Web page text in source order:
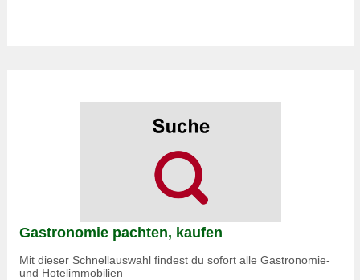
Gastronomie pachten, kaufen
Mit dieser Schnellauswahl findest du sofort alle Gastronomie-
und Hotelimmobilien